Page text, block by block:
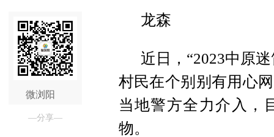
微浏阳
—分享—
龙森
近日，“2023中原
村民在个别别有用心
当地警方全力介入，
物。